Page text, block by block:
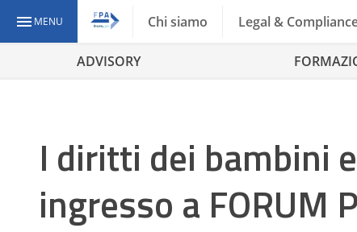
MENU Chi siamo Legal &
ADVISORY
I diritti dei bambini
ingresso a FORUM